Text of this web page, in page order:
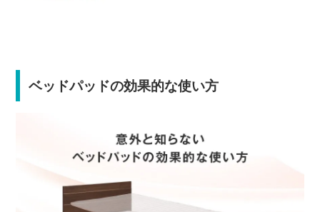
ベッドパッドの効果的な使い方